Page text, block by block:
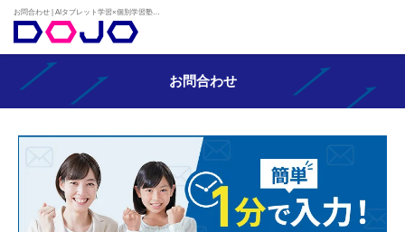
お問合わせ